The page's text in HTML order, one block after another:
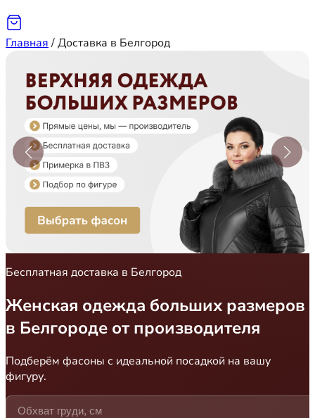
Главная /Доставка в Белгород
Бесплатная доставка в Белгород
Женская одежда больших размеров
в Белгороде от производителя
Подберём фасоны с идеальной посадкой на вашу
фигуру.